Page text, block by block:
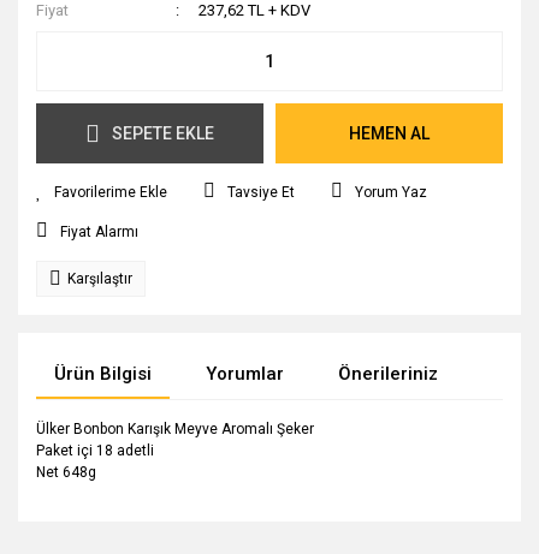
Fiyat
237,62 TL + KDV
SEPETE EKLE HEMEN AL
Tavsiye Et Yorum Yaz
Fiyat Alarmı
Karşılaştır
Ürün Bilgisi Yorumlar Önerileriniz
Ülker Bonbon Karışık Meyve Aromalı Şeker
Paket içi 18 adetli
Net 648g